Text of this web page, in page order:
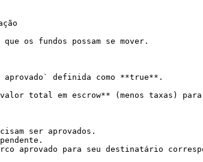
os fundos possam se mover.
aprovado` definida como **true**.
total em escrow** (menos taxas)
ser aprovados.
aprovado para seu destinatário